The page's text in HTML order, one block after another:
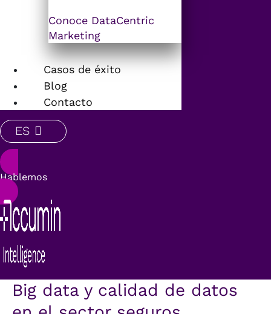
Conoce DataCentric
Marketing
Casos de éxito
Blog
Contacto
ES
Hablemos
Big data y calidad de datos